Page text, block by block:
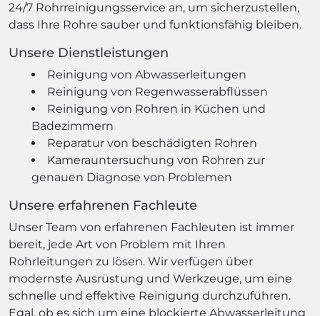
24/7 Rohrreinigungsservice an, um sicherzustellen,
dass Ihre Rohre sauber und funktionsfähig bleiben.
Unsere Dienstleistungen
Reinigung von Abwasserleitungen
Reinigung von Regenwasserabflüssen
Reinigung von Rohren in Küchen und
Badezimmern
Reparatur von beschädigten Rohren
Kamerauntersuchung von Rohren zur
genauen Diagnose von Problemen
Unsere erfahrenen Fachleute
Unser Team von erfahrenen Fachleuten ist immer
bereit, jede Art von Problem mit Ihren
Rohrleitungen zu lösen. Wir verfügen über
modernste Ausrüstung und Werkzeuge, um eine
schnelle und effektive Reinigung durchzuführen.
Egal, ob es sich um eine blockierte Abwasserleitung